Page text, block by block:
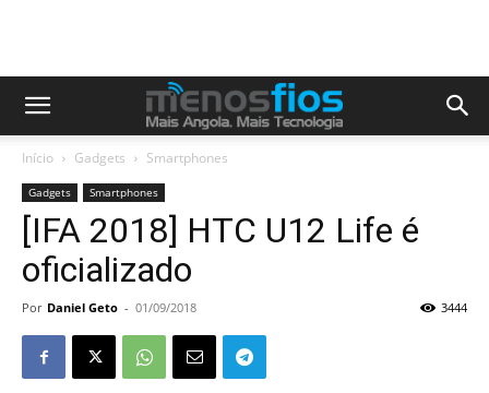
Início Gadgets Smartphones
Gadgets Smartphones
[IFA 2018] HTC U12 Life é
oficializado
Por Daniel Geto - 01/09/2018 3444